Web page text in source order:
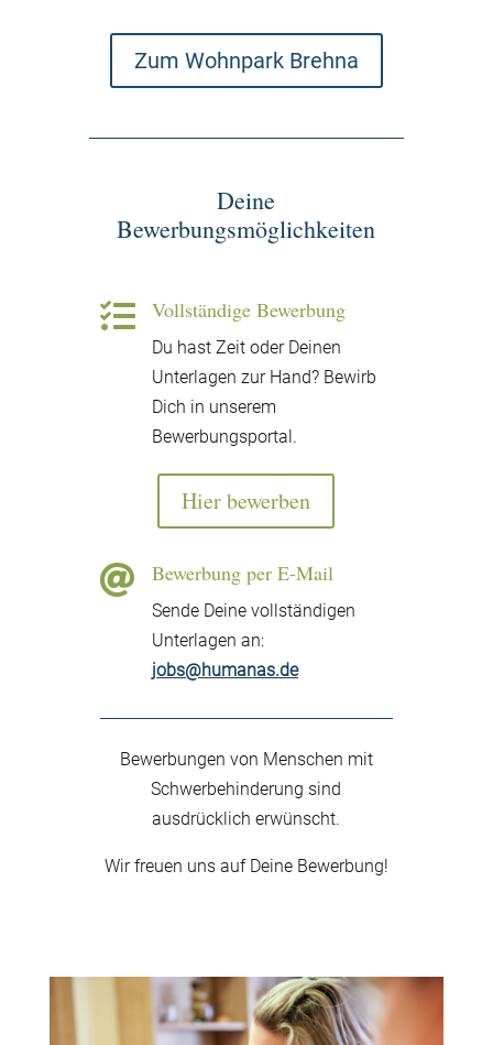
Zum Wohnpark Brehna
Deine
Bewerbungsmöglichkeiten
 Vollständige Bewerbung
Du hast Zeit oder Deinen
Unterlagen zur Hand? Bewirb
Dich in unserem
Bewerbungsportal.
Hier bewerben
 Bewerbung per E-Mail
Sende Deine vollständigen
Unterlagen an:
jobs@humanas.de
Bewerbungen von Menschen mit
Schwerbehinderung sind
ausdrücklich erwünscht.
Wir freuen uns auf Deine Bewerbung!